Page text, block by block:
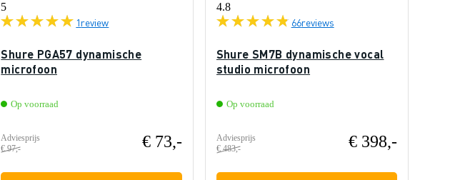
5
1review
Shure PGA57 dynamische
microfoon
Op voorraad
Adviesprijs
€ 97,-
€ 73,-
4.8
66reviews
Shure SM7B dynamische vocal
studio microfoon
Op voorraad
Adviesprijs
€ 483,-
€ 398,-